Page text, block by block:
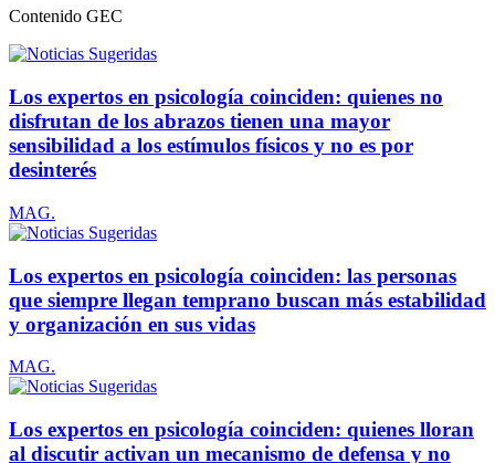
Contenido GEC
Los expertos en psicología coinciden: quienes no
disfrutan de los abrazos tienen una mayor
sensibilidad a los estímulos físicos y no es por
desinterés
MAG.
Los expertos en psicología coinciden: las personas
que siempre llegan temprano buscan más estabilidad
y organización en sus vidas
MAG.
Los expertos en psicología coinciden: quienes lloran
al discutir activan un mecanismo de defensa y no